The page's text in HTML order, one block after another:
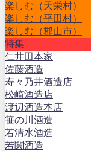
楽しむ（天栄村）
楽しむ（平田村）
楽しむ（郡山市）
特集
仁井田本家
佐藤酒造
寿々乃井酒造店
松崎酒造店
渡辺酒造本店
笹の川酒造
若清水酒造
若関酒造